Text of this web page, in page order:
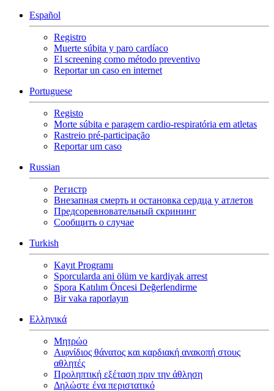
Español
Registro
Muerte súbita y paro cardíaco
El screening como método preventivo
Reportar un caso en internet
Portuguese
Registo
Morte súbita e paragem cardio-respiratória em atletas
Rastreio pré-participação
Reportar um caso
Russian
Регистр
Внезапная смерть и остановка сердца у атлетов
Предсоревновательный скрининг
Сообщить о случае
Turkish
Kayıt Programı
Sporcularda ani ölüm ve kardiyak arrest
Spora Katılım Öncesi Değerlendirme
Bir vaka raporlayın
Ελληνικά
Μητρώο
Αιφνίδιος θάνατος και καρδιακή ανακοπή στους
αθλητές
Προληπτική εξέταση πριν την άθληση
Δηλώστε ένα περιστατικό